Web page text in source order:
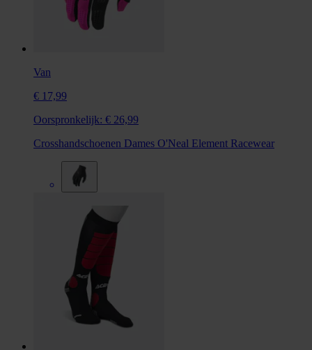
Van
€ 17,99
Oorspronkelijk: € 26,99
Crosshandschoenen Dames O'Neal Element Racewear